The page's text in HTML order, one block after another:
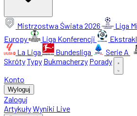
Mistrzostwa Świata 2026 Liga
Europy
Liga Konferencji
La Liga
Bundesliga Serie A
SkrótyTypy Bukmacherzy Porady
Konto
Wyloguj
Zaloguj
ArtykułyWyniki Live